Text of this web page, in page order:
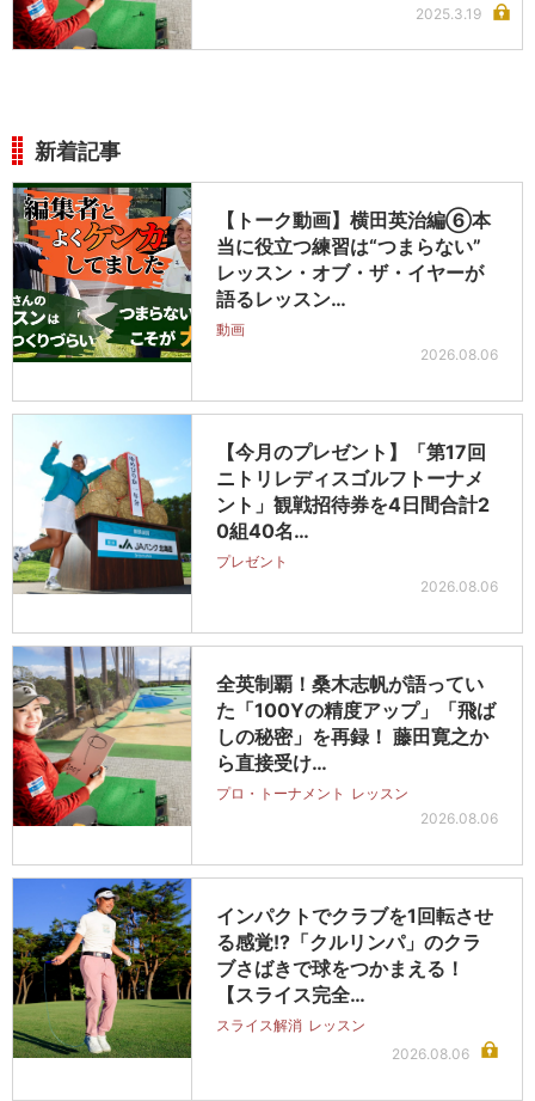
2025.3.19
新着記事
【トーク動画】横田英治編⑥本
当に役立つ練習は“つまらない”
レッスン・オブ・ザ・イヤーが
語るレッスン…
動画
2026.08.06
【今月のプレゼント】「第17回
ニトリレディスゴルフトーナメ
ント」観戦招待券を4日間合計2
0組40名…
プレゼント
2026.08.06
全英制覇！桑木志帆が語ってい
た「100Yの精度アップ」「飛ば
しの秘密」を再録！ 藤田寛之か
ら直接受け…
プロ・トーナメント レッスン
2026.08.06
インパクトでクラブを1回転させ
る感覚!?「クルリンパ」のクラ
ブさばきで球をつかまえる！
【スライス完全…
スライス解消 レッスン
2026.08.06